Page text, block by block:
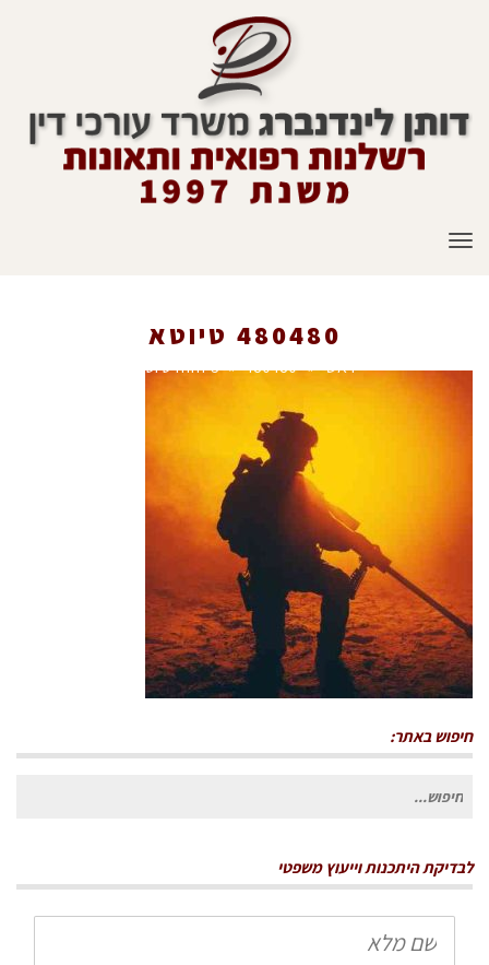
תפריט
ראשי »
mm-3 » 480480 טיוטא
480480 טיוטא
חיפוש באתר:
חיפוש
לבדיקת היתכנות וייעוץ משפטי
שם
מלא